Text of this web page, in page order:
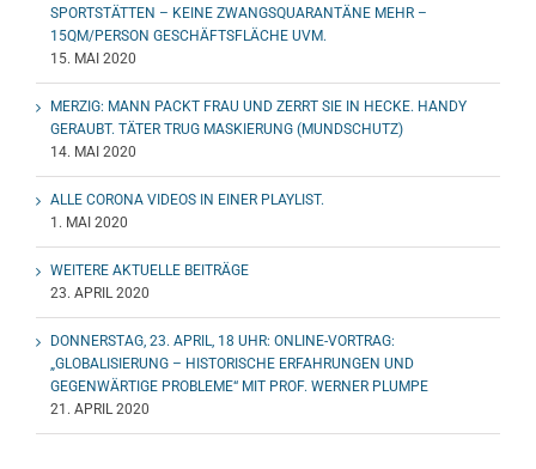
SPORTSTÄTTEN – KEINE ZWANGSQUARANTÄNE MEHR –
15QM/PERSON GESCHÄFTSFLÄCHE UVM.
15. MAI 2020
MERZIG: MANN PACKT FRAU UND ZERRT SIE IN HECKE. HANDY
GERAUBT. TÄTER TRUG MASKIERUNG (MUNDSCHUTZ)
14. MAI 2020
ALLE CORONA VIDEOS IN EINER PLAYLIST.
1. MAI 2020
WEITERE AKTUELLE BEITRÄGE
23. APRIL 2020
DONNERSTAG, 23. APRIL, 18 UHR: ONLINE-VORTRAG:
„GLOBALISIERUNG – HISTORISCHE ERFAHRUNGEN UND
GEGENWÄRTIGE PROBLEME“ MIT PROF. WERNER PLUMPE
21. APRIL 2020